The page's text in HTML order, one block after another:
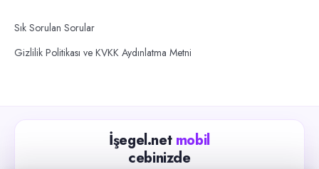
Sık Sorulan Sorular
Gizlilik Politikası ve KVKK Aydınlatma Metni
İşegel.net mobil
cebinizde